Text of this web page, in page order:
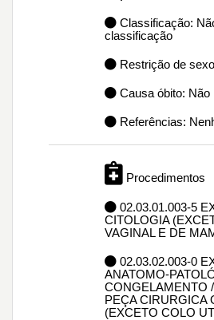
Classificação:
classificação
Restrição de
Causa óbito: Não
Referências:
Procedimentos
02.03.01.003-5
CITOLOGIA
VAGINAL E DE
02.03.02.003-0
ANATOMO-
CONGELAMENTO
PEÇA CIRURGICA
(EXCETO COLO